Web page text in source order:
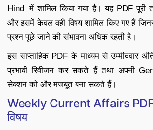
Hindi में शामिल किया गया है। यह PDF पूरी
और इसमें केवल वही विषय शामिल किए गए हैं
प्रश्न पूछे जाने की संभावना अधिक रहती है।
इस साप्ताहिक PDF के माध्यम से उम्मीदवार
प्रभावी रिवीजन कर सकते हैं तथा अपनी
सेक्शन को और मजबूत बना सकते हैं।
Weekly Current Affairs
विषय